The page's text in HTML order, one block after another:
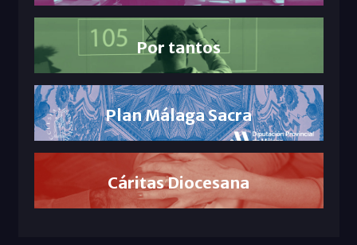
Por tantos
Plan Málaga Sacra
Cáritas Diocesana